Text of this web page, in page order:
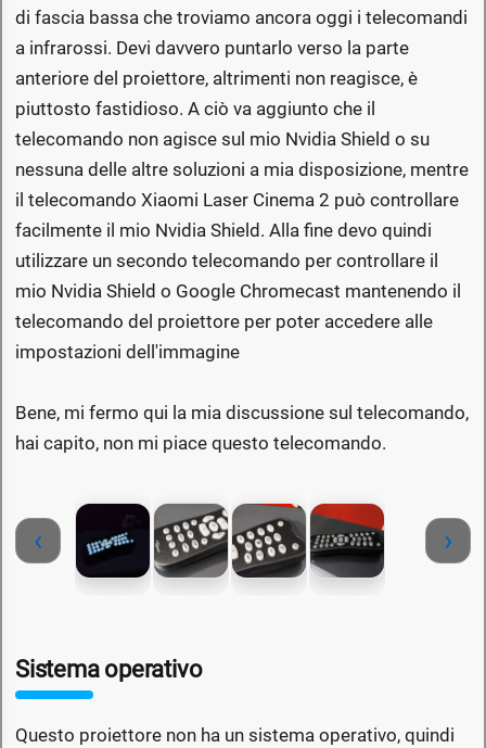
di fascia bassa che troviamo ancora oggi i telecomandi
a infrarossi. Devi davvero puntarlo verso la parte
anteriore del proiettore, altrimenti non reagisce, è
piuttosto fastidioso. A ciò va aggiunto che il
telecomando non agisce sul mio Nvidia Shield o su
nessuna delle altre soluzioni a mia disposizione, mentre
il telecomando Xiaomi Laser Cinema 2 può controllare
facilmente il mio Nvidia Shield. Alla fine devo quindi
utilizzare un secondo telecomando per controllare il
mio Nvidia Shield o Google Chromecast mantenendo il
telecomando del proiettore per poter accedere alle
impostazioni dell'immagine
Bene, mi fermo qui la mia discussione sul telecomando,
hai capito, non mi piace questo telecomando.
‹ ›
Sistema operativo
Questo proiettore non ha un sistema operativo, quindi